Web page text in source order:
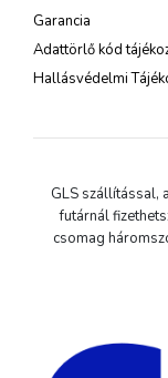
Garancia
Adattörlő kód
Hallásvédelmi
GLS szállítással,
futárnál
csomag